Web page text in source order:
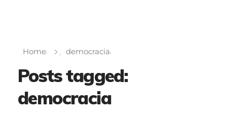
Home democracia
Posts tagged:
democracia